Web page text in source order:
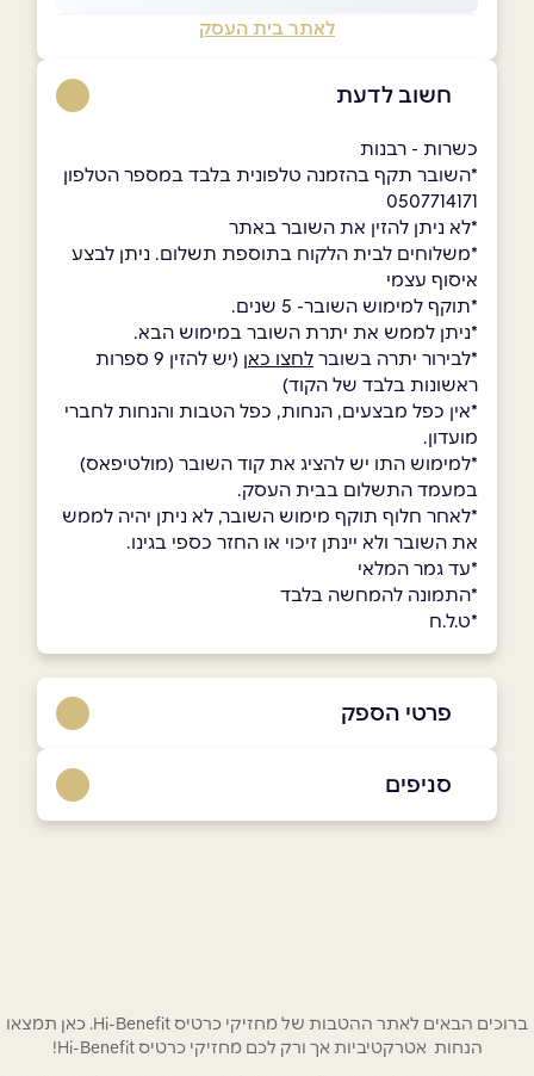
לאתר בית העסק
חשוב לדעת
כשרות - רבנות
*השובר תקף בהזמנה טלפונית בלבד במספר הטלפון
0507714171
*לא ניתן להזין את השובר באתר
*משלוחים לבית הלקוח בתוספת תשלום. ניתן לבצע
איסוף עצמי
*תוקף למימוש השובר- 5 שנים.
*ניתן לממש את יתרת השובר במימוש הבא.
*לבירור יתרה בשובר לחצו כאן
(יש להזין 9 ספרות
ראשונות בלבד של הקוד)
*אין כפל מבצעים, הנחות, כפל הטבות והנחות לחברי
מועדון.
*למימוש התו יש להציג את קוד השובר (מולטיפאס)
במעמד התשלום בבית העסק.
*לאחר חלוף תוקף מימוש השובר, לא ניתן יהיה לממש
את השובר ולא יינתן זיכוי או החזר כספי בגינו.
*עד גמר המלאי
*התמונה להמחשה בלבד
*ט.ל.ח
פרטי הספק
באתר
טלפון*
סניפים
ברוכים הבאים לאתר ההטבות של מחזיקי כרטיס Hi-Benefit. כאן תמצאו
הנחות אטרקטיביות אך ורק לכם מחזיקי כרטיס Hi-Benefit!